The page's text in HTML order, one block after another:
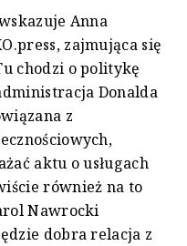
Anna
zajmująca się
chodzi o politykę
Donalda
z
aktu o usługach
również na to
Nawrocki
dobra relacja z